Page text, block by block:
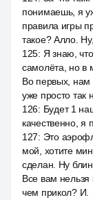
понимаешь, я
правила игры
такое? Алло.
125: Я знаю,
самолёта, но в
Во первых, нам
уже просто так
126: Будет 1
качественно, я
127: Это
мой, хотите
сделан. Ну
Все вам
чем прикол? И.